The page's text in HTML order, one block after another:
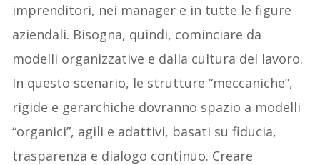
imprenditori, nei manager e in tutte le figure
aziendali. Bisogna, quindi, cominciare da
modelli organizzative e dalla cultura del lavoro.
In questo scenario, le strutture “meccaniche”,
rigide e gerarchiche dovranno spazio a modelli
“organici”, agili e adattivi, basati su fiducia,
trasparenza e dialogo continuo. Creare